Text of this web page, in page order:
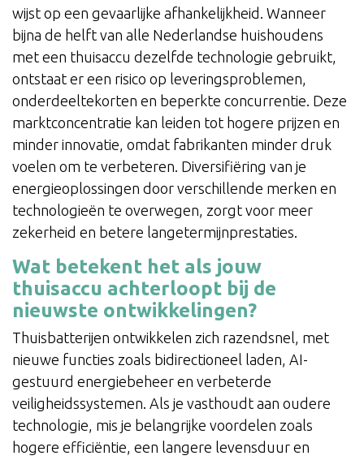
wijst op een gevaarlijke afhankelijkheid. Wanneer
bijna de helft van alle Nederlandse huishoudens
met een thuisaccu dezelfde technologie gebruikt,
ontstaat er een risico op leveringsproblemen,
onderdeeltekorten en beperkte concurrentie. Deze
marktconcentratie kan leiden tot hogere prijzen en
minder innovatie, omdat fabrikanten minder druk
voelen om te verbeteren. Diversifiëring van je
energieoplossingen door verschillende merken en
technologieën te overwegen, zorgt voor meer
zekerheid en betere langetermijnprestaties.
Wat betekent het als jouw
thuisaccu achterloopt bij de
nieuwste ontwikkelingen?
Thuisbatterijen ontwikkelen zich razendsnel, met
nieuwe functies zoals bidirectioneel laden, AI-
gestuurd energiebeheer en verbeterde
veiligheidssystemen. Als je vasthoudt aan oudere
technologie, mis je belangrijke voordelen zoals
hogere efficiëntie, een langere levensduur en